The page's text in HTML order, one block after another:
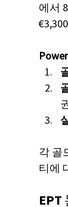
에서
각 골
티에
EPT